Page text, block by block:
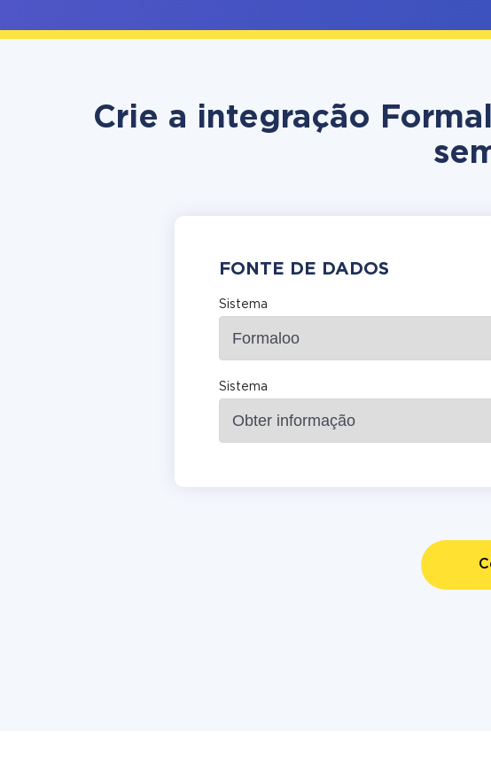
Crie a integração
FONTE DE DADOS
Sistema
Sistema